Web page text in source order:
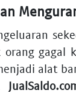
gagal
alat